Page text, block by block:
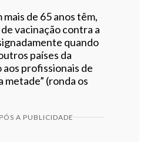
mais de 65 anos têm,
vacinação contra a
quando
países da
aos profissionais de
metade” (ronda os
A PUBLICIDADE